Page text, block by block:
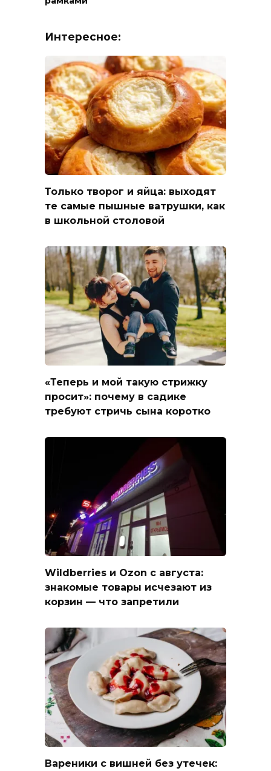
Интересное:
Только творог и яйца: выходят
те самые пышные ватрушки, как
в школьной столовой
«Теперь и мой такую стрижку
просит»: почему в садике
требуют стричь сына коротко
Wildberries и Ozon с августа:
знакомые товары исчезают из
корзин — что запретили
Вареники с вишней без утечек: